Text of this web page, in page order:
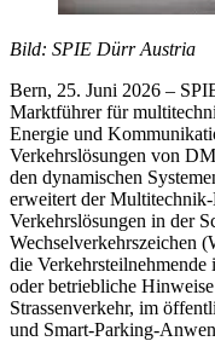
Bild: SPIE Dürr Austria
Bern, 25. Juni 2026 –
Marktführer für
Energie und
Verkehrslösungen von
den dynamischen
erweitert der
Verkehrslösungen in der
Wechselverkehrszeichen
die
oder betriebliche
Strassenverkehr, im
und Smart-Parking-